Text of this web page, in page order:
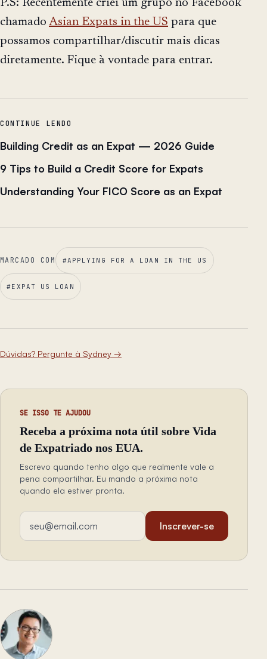
P.S: Recentemente criei um grupo no Facebook
chamado Asian Expats in the US para que
possamos compartilhar/discutir mais dicas
diretamente. Fique à vontade para entrar.
CONTINUE LENDO
Building Credit as an Expat — 2026 Guide
9 Tips to Build a Credit Score for Expats
Understanding Your FICO Score as an Expat
MARCADO COM #APPLYING FOR A LOAN IN THE US
#EXPAT US LOAN
Dúvidas? Pergunte à Sydney →
SE ISSO TE AJUDOU
Receba a próxima nota útil sobre Vida
de Expatriado nos EUA.
Escrevo quando tenho algo que realmente vale a
pena compartilhar. Eu mando a próxima nota
quando ela estiver pronta.
Endereço de email
Inscrever-se